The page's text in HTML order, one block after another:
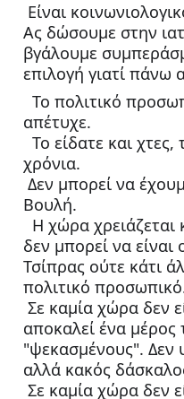
Είναι
Ας δώσουμε στην
βγάλουμε
επιλογή γιατί πάνω
απέτυχε.
χρόνια.
Βουλή.
δεν μπορεί να
Τσίπρας ούτε κάτι
πολιτικό
αποκαλεί ένα
"ψεκασμένους". Δεν
αλλά κακός